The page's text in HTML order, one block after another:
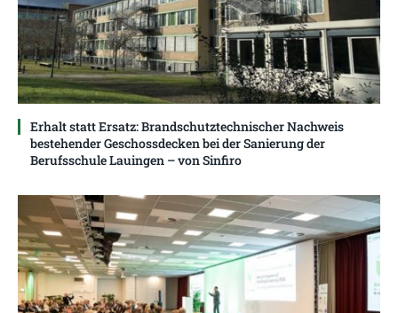
Erhalt statt Ersatz: Brandschutztechnischer Nachweis
bestehender Geschossdecken bei der Sanierung der
Berufsschule Lauingen – von Sinfiro